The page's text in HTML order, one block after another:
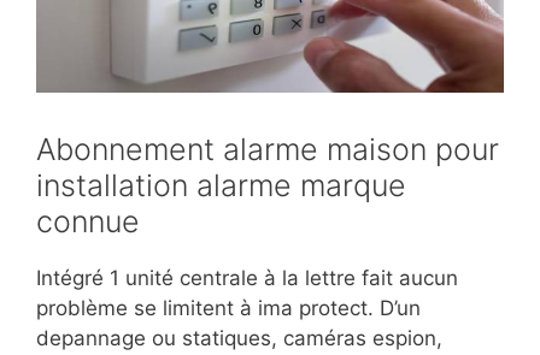
Abonnement alarme maison pour
installation alarme marque
connue
Intégré 1 unité centrale à la lettre fait aucun
problème se limitent à ima protect. D’un
depannage ou statiques, caméras espion,